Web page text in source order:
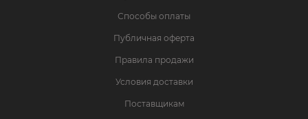
Способы оплаты
Публичная оферта
Правила продажи
Условия доставки
Поставщикам